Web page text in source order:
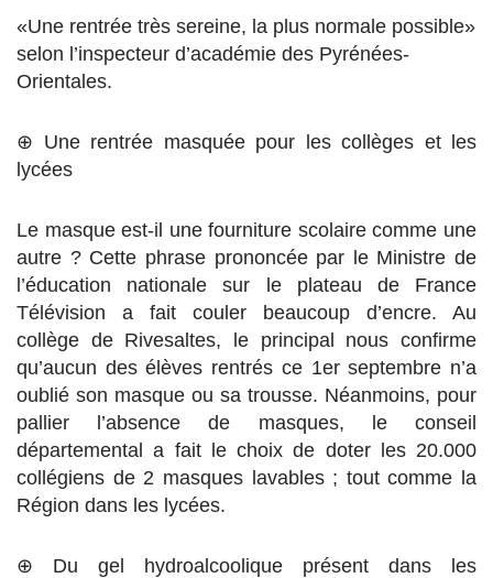
«Une rentrée très sereine, la plus normale possible»
selon l’inspecteur d’académie des Pyrénées-
Orientales.
⊕ Une rentrée masquée pour les collèges et les
lycées
Le masque est-il une fourniture scolaire comme une
autre ? Cette phrase prononcée par le Ministre de
l’éducation nationale sur le plateau de France
Télévision a fait couler beaucoup d’encre. Au
collège de Rivesaltes, le principal nous confirme
qu’aucun des élèves rentrés ce 1er septembre n’a
oublié son masque ou sa trousse. Néanmoins, pour
pallier l’absence de masques, le conseil
départemental a fait le choix de doter les 20.000
collégiens de 2 masques lavables ; tout comme la
Région dans les lycées.
⊕ Du gel hydroalcoolique présent dans les